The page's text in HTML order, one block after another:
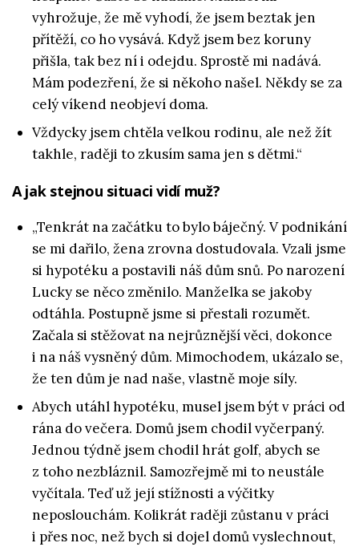
vyhrožuje, že mě vyhodí, že jsem beztak jen
přítěží, co ho vysává. Když jsem bez koruny
přišla, tak bez ní i odejdu. Sprostě mi nadává.
Mám podezření, že si někoho našel. Někdy se za
celý víkend neobjeví doma.
Vždycky jsem chtěla velkou rodinu, ale než žít
takhle, raději to zkusím sama jen s dětmi.“
A jak stejnou situaci vidí muž?
„Tenkrát na začátku to bylo báječný. V podnikání
se mi dařilo, žena zrovna dostudovala. Vzali jsme
si hypotéku a postavili náš dům snů. Po narození
Lucky se něco změnilo. Manželka se jakoby
odtáhla. Postupně jsme si přestali rozumět.
Začala si stěžovat na nejrůznější věci, dokonce
i na náš vysněný dům. Mimochodem, ukázalo se,
že ten dům je nad naše, vlastně moje síly.
Abych utáhl hypotéku, musel jsem být v práci od
rána do večera. Domů jsem chodil vyčerpaný.
Jednou týdně jsem chodil hrát golf, abych se
z toho nezbláznil. Samozřejmě mi to neustále
vyčítala. Teď už její stížnosti a výčitky
neposlouchám. Kolikrát raději zůstanu v práci
i přes noc, než bych si dojel domů vyslechnout,